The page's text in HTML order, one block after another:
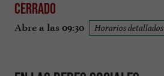
Cerrado
Abre a las 09:30 Horarios detallados